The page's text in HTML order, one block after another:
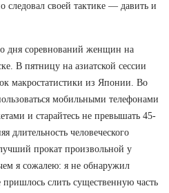
своей тактике — давить и
дня соревнований женщин на
В пятницу на азиатской сессии
макростатистики из Японии. Во
мобильными телефонами
и старайтесь не превышать 45-
длительность человеческого
прокат произвольной у
я сожалею: я не обнаружил
слить существенную часть